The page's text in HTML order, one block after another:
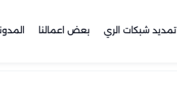
تمديد شبكات الري بعض اعمالنا